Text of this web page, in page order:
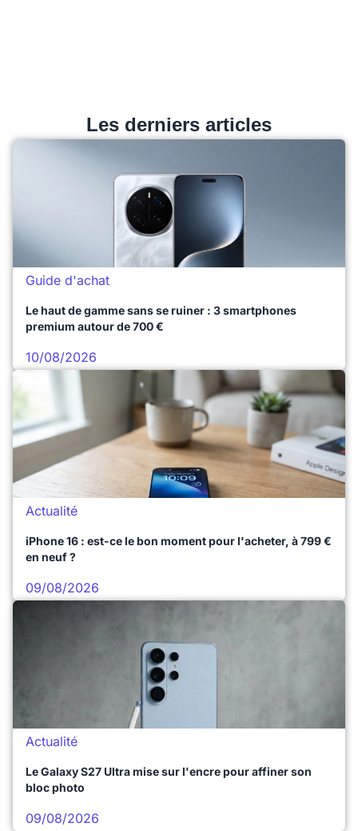
Les derniers articles
Guide d'achat
Le haut de gamme sans se ruiner : 3 smartphones
premium autour de 700 €
10/08/2026
Actualité
iPhone 16 : est-ce le bon moment pour l'acheter, à 799 €
en neuf ?
09/08/2026
Actualité
Le Galaxy S27 Ultra mise sur l'encre pour affiner son
bloc photo
09/08/2026